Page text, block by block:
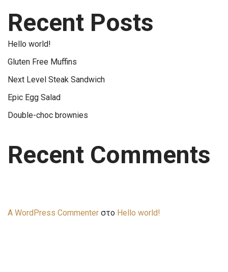
Recent Posts
Hello world!
Gluten Free Muffins
Next Level Steak Sandwich
Epic Egg Salad
Double-choc brownies
Recent Comments
A WordPress Commenter στο Hello world!